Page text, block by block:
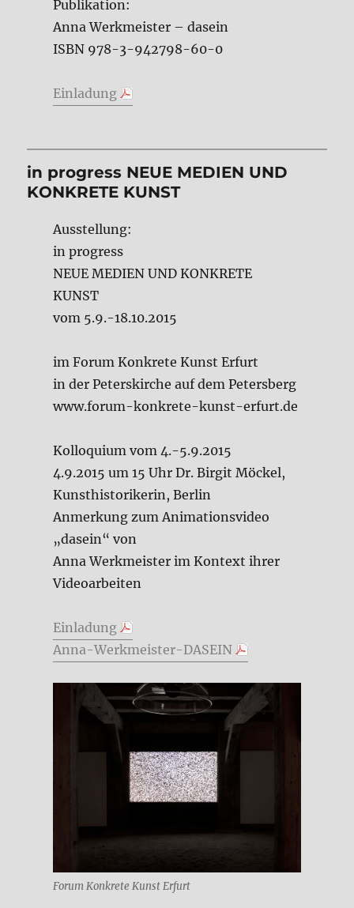
Publikation:
Anna Werkmeister – dasein
ISBN 978-3-942798-60-0
Einladung
in progress NEUE MEDIEN UND
KONKRETE KUNST
Ausstellung:
in progress
NEUE MEDIEN UND KONKRETE
KUNST
vom 5.9.-18.10.2015
im Forum Konkrete Kunst Erfurt
in der Peterskirche auf dem Petersberg
www.forum-konkrete-kunst-erfurt.de
Kolloquium vom 4.-5.9.2015
4.9.2015 um 15 Uhr Dr. Birgit Möckel,
Kunsthistorikerin, Berlin
Anmerkung zum Animationsvideo
„dasein“ von
Anna Werkmeister im Kontext ihrer
Videoarbeiten
Einladung
Anna-Werkmeister-DASEIN
Forum Konkrete Kunst Erfurt